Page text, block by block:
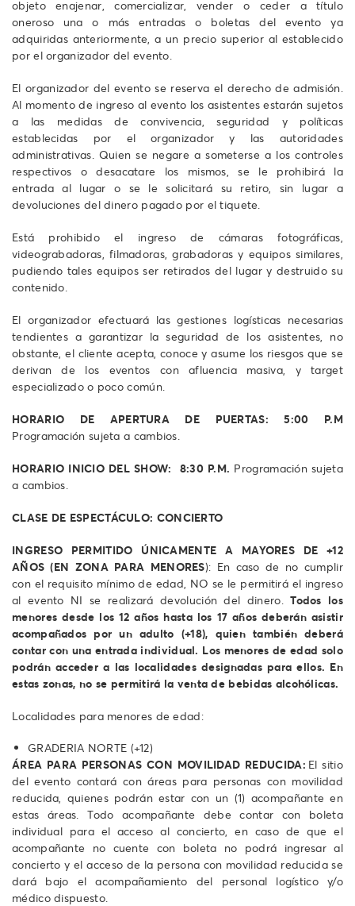
objeto enajenar, comercializar, vender o ceder a título
oneroso una o más entradas o boletas del evento ya
adquiridas anteriormente, a un precio superior al establecido
por el organizador del evento.
El organizador del evento se reserva el derecho de admisión.
Al momento de ingreso al evento los asistentes estarán sujetos
a las medidas de convivencia, seguridad y políticas
establecidas por el organizador y las autoridades
administrativas. Quien se negare a someterse a los controles
respectivos o desacatare los mismos, se le prohibirá la
entrada al lugar o se le solicitará su retiro, sin lugar a
devoluciones del dinero pagado por el tiquete.
Está prohibido el ingreso de cámaras fotográficas,
videograbadoras, filmadoras, grabadoras y equipos similares,
pudiendo tales equipos ser retirados del lugar y destruido su
contenido.
El organizador efectuará las gestiones logísticas necesarias
tendientes a garantizar la seguridad de los asistentes, no
obstante, el cliente acepta, conoce y asume los riesgos que se
derivan de los eventos con afluencia masiva, y target
especializado o poco común.
HORARIO DE APERTURA DE PUERTAS:
5:00 P.M
Programación sujeta a cambios.
HORARIO INICIO DEL SHOW: 8:30 P.M. Programación sujeta
a cambios.
CLASE DE ESPECTÁCULO: CONCIERTO
INGRESO PERMITIDO ÚNICAMENTE A MAYORES DE +12
AÑOS (EN ZONA PARA MENORES): En caso de no cumplir
con el requisito mínimo de edad, NO se le permitirá el ingreso
al evento NI se realizará devolución del dinero.Todos los
menores desde los 12 años hasta los 17 años deberán asistir
acompañados por un adulto (+18), quien también deberá
contar con una entrada individual. Los menores de edad solo
podrán acceder a las localidades designadas para ellos. En
estas zonas, no se permitirá la venta de bebidas alcohólicas.
Localidades para menores de edad:
GRADERIA NORTE (+12)
ÁREA PARA PERSONAS CON MOVILIDAD REDUCIDA: El sitio
del evento contará con áreas para personas con movilidad
reducida, quienes podrán estar con un (1) acompañante en
estas áreas. Todo acompañante debe contar con boleta
individual para el acceso al concierto, en caso de que el
acompañante no cuente con boleta no podrá ingresar al
concierto y el acceso de la persona con movilidad reducida se
dará bajo el acompañamiento del personal logístico y/o
médico dispuesto.